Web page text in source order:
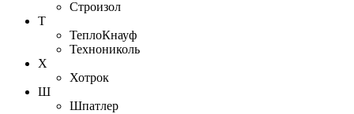
Строизол
Т
ТеплоКнауф
Технониколь
Х
Хотрок
Ш
Шпатлер